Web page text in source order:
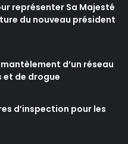
représenter Sa Majesté
du nouveau président
d’un réseau
de drogue
d’inspection pour les